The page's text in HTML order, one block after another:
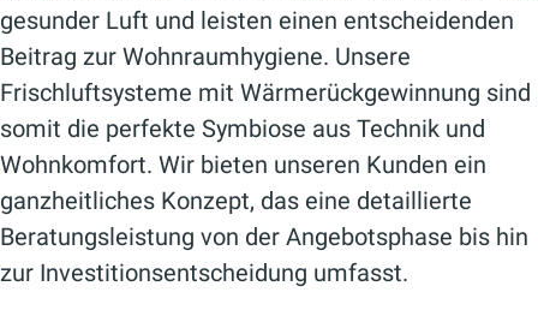
gesunder Luft und leisten einen entscheidenden
Beitrag zur Wohnraumhygiene. Unsere
Frischluftsysteme mit Wärmerückgewinnung sind
somit die perfekte Symbiose aus Technik und
Wohnkomfort. Wir bieten unseren Kunden ein
ganzheitliches Konzept, das eine detaillierte
Beratungsleistung von der Angebotsphase bis hin
zur Investitionsentscheidung umfasst.